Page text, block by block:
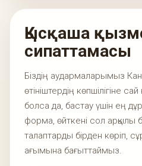
Қысқаша
сипаттамасы
Біздің аудармаларымыз
өтініштердің көпшілігіне
болса да, бастау үшін ең
форма, өйткені сол арқылы
талаптарды бірден көріп,
ағымына бағыттаймыз.